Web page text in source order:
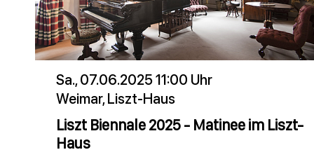
Sa., 07.06.2025 11:00 Uhr
Weimar, Liszt-Haus
Liszt Biennale 2025 - Matinee im Liszt-
Haus